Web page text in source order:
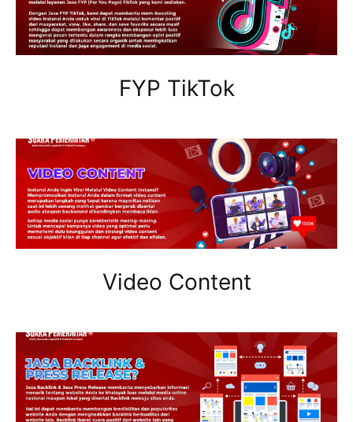
FYP TikTok
Video Content